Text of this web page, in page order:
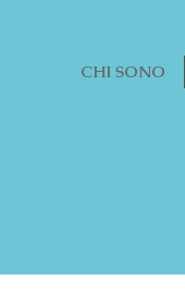
CHI SONO